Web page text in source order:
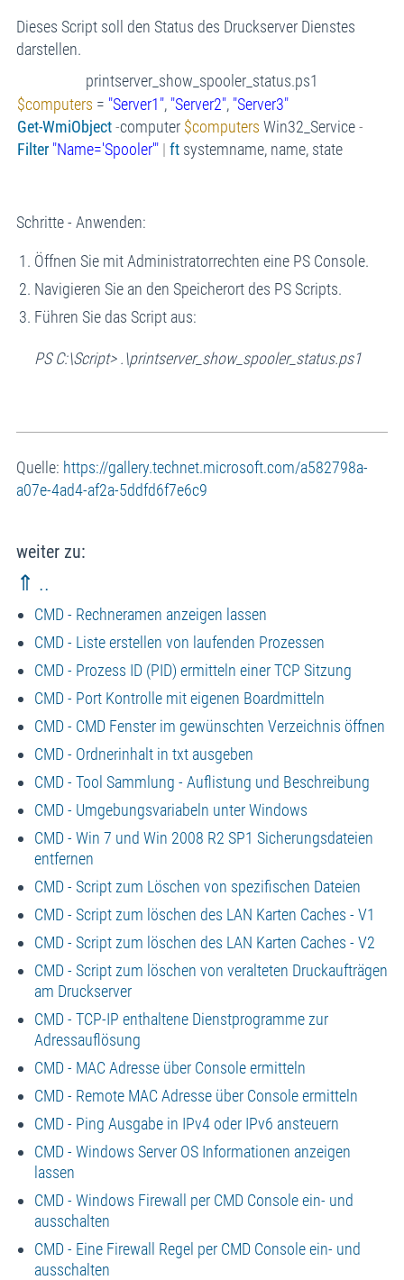
Dieses Script soll den Status des Druckserver Dienstes
darstellen.
printserver_show_spooler_status.ps1
$computers = "Server1", "Server2", "Server3"
Get-WmiObject-computer $computers Win32_Service-
Filter "Name='Spooler'" | ftsystemname, name, state
Schritte - Anwenden:
Öffnen Sie mit Administratorrechten eine PS Console.
Navigieren Sie an den Speicherort des PS Scripts.
Führen Sie das Script aus:
PS C:\Script> .\printserver_show_spooler_status.ps1
Quelle: https://gallery.technet.microsoft.com/a582798a-
a07e-4ad4-af2a-5ddfd6f7e6c9
weiter zu:
⇑ ..
CMD - Rechneramen anzeigen lassen
CMD - Liste erstellen von laufenden Prozessen
CMD - Prozess ID (PID) ermitteln einer TCP Sitzung
CMD - Port Kontrolle mit eigenen Boardmitteln
CMD - CMD Fenster im gewünschten Verzeichnis öffnen
CMD - Ordnerinhalt in txt ausgeben
CMD - Tool Sammlung - Auflistung und Beschreibung
CMD - Umgebungsvariabeln unter Windows
CMD - Win 7 und Win 2008 R2 SP1 Sicherungsdateien
entfernen
CMD - Script zum Löschen von spezifischen Dateien
CMD - Script zum löschen des LAN Karten Caches - V1
CMD - Script zum löschen des LAN Karten Caches - V2
CMD - Script zum löschen von veralteten Druckaufträgen
am Druckserver
CMD - TCP-IP enthaltene Dienstprogramme zur
Adressauflösung
CMD - MAC Adresse über Console ermitteln
CMD - Remote MAC Adresse über Console ermitteln
CMD - Ping Ausgabe in IPv4 oder IPv6 ansteuern
CMD - Windows Server OS Informationen anzeigen
lassen
CMD - Windows Firewall per CMD Console ein- und
ausschalten
CMD - Eine Firewall Regel per CMD Console ein- und
ausschalten